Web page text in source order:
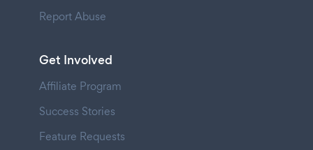
Report Abuse
Get Involved
Affiliate Program
Success Stories
Feature Requests